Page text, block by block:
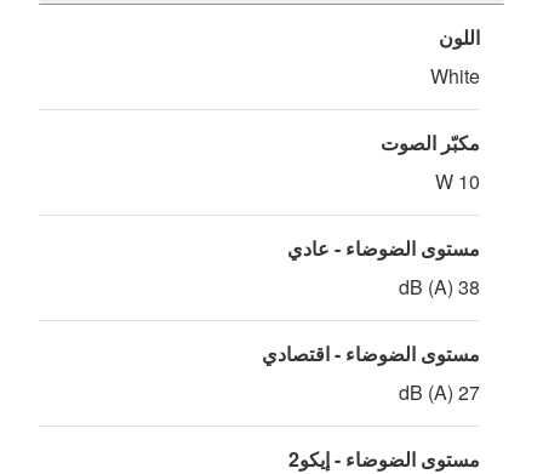
اللون
White
مكبّر الصوت
10 W
مستوى الضوضاء - عادي
38 dB (A)
مستوى الضوضاء - اقتصادي
27 dB (A)
مستوى الضوضاء - إيكو2